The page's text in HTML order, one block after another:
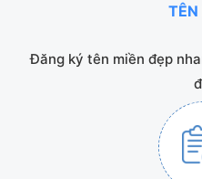
TÊN
Đăng ký tên miền đẹp